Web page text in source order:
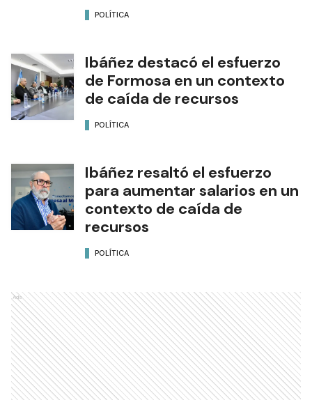
POLÍTICA
Ibáñez destacó el esfuerzo
de Formosa en un contexto
de caída de recursos
POLÍTICA
Ibáñez resaltó el esfuerzo
para aumentar salarios en un
contexto de caída de
recursos
POLÍTICA
Ads